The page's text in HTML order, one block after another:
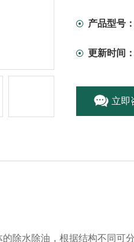
产品型号：
更新时间：
立即
除水除油，根据结构不同可